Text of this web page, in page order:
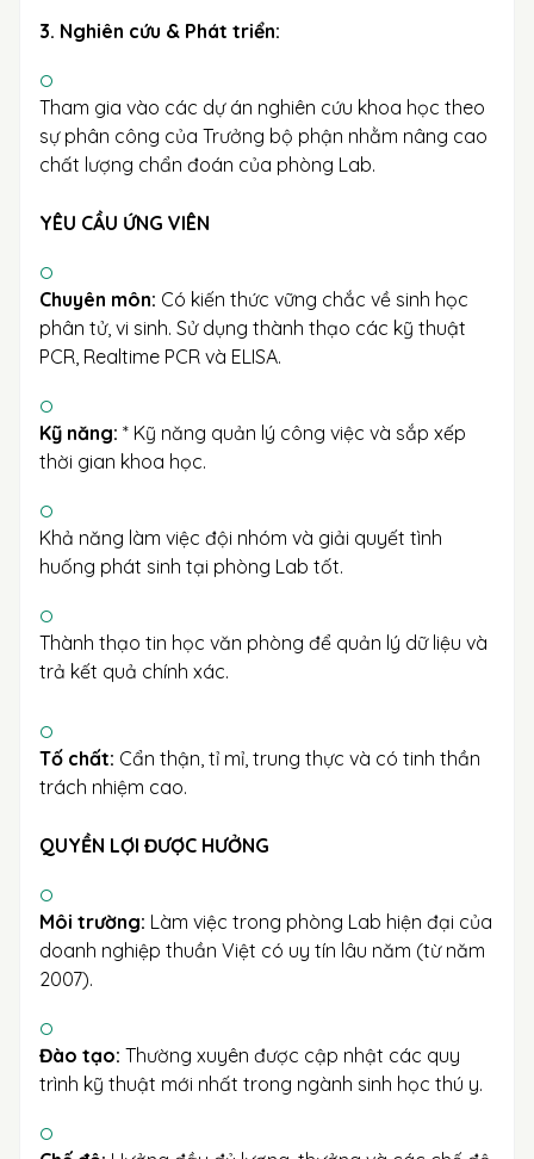
3. Nghiên cứu & Phát triển:
Tham gia vào các dự án nghiên cứu khoa học theo
sự phân công của Trưởng bộ phận nhằm nâng cao
chất lượng chẩn đoán của phòng Lab.
YÊU CẦU ỨNG VIÊN
Chuyên môn: Có kiến thức vững chắc về sinh học
phân tử, vi sinh. Sử dụng thành thạo các kỹ thuật
PCR, Realtime PCR và ELISA.
Kỹ năng: * Kỹ năng quản lý công việc và sắp xếp
thời gian khoa học.
Khả năng làm việc đội nhóm và giải quyết tình
huống phát sinh tại phòng Lab tốt.
Thành thạo tin học văn phòng để quản lý dữ liệu và
trả kết quả chính xác.
Tố chất: Cẩn thận, tỉ mỉ, trung thực và có tinh thần
trách nhiệm cao.
QUYỀN LỢI ĐƯỢC HƯỞNG
Môi trường: Làm việc trong phòng Lab hiện đại của
doanh nghiệp thuần Việt có uy tín lâu năm (từ năm
2007).
Đào tạo: Thường xuyên được cập nhật các quy
trình kỹ thuật mới nhất trong ngành sinh học thú y.